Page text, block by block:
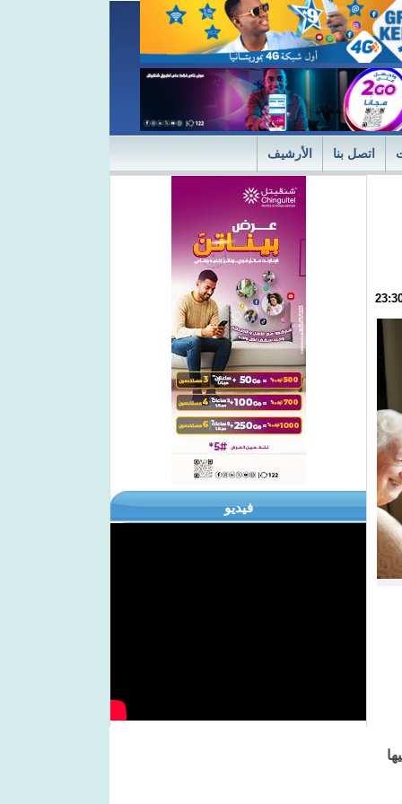
اتصل بنا الأرشيف
في نسختها الأولى 2024
فيديو